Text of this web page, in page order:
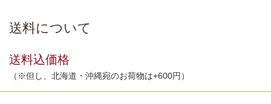
送料について
送料込価格
（※但し、北海道・沖縄宛のお荷物は+600円）